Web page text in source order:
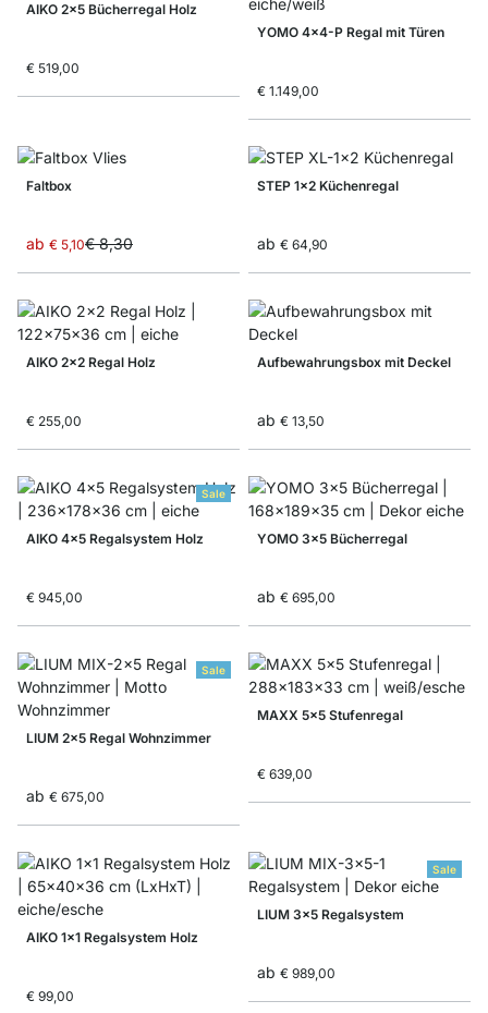
AIKO 2x5 Bücherregal Holz
€ 519,00
YOMO 4x4-P Regal mit Türen
€ 1.149,00
Faltbox
ab € 5,10€ 8,30
STEP 1x2 Küchenregal
ab € 64,90
AIKO 2x2 Regal Holz
€ 255,00
Aufbewahrungsbox mit Deckel
ab € 13,50
Sale
AIKO 4x5 Regalsystem Holz
€ 945,00
YOMO 3x5 Bücherregal
ab € 695,00
Sale
LIUM 2x5 Regal Wohnzimmer
ab € 675,00
MAXX 5x5 Stufenregal
€ 639,00
AIKO 1x1 Regalsystem Holz
€ 99,00
Sale
LIUM 3x5 Regalsystem
ab € 989,00